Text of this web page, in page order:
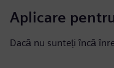
Aplicare
Dacă nu sunteți încă